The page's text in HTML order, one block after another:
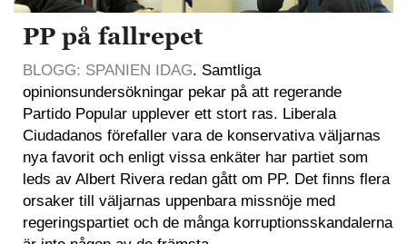
PP på fallrepet
BLOGG: SPANIEN IDAG. Samtliga
opinionsundersökningar pekar på att regerande
Partido Popular upplever ett stort ras. Liberala
Ciudadanos förefaller vara de konservativa väljarnas
nya favorit och enligt vissa enkäter har partiet som
leds av Albert Rivera redan gått om PP. Det finns flera
orsaker till väljarnas uppenbara missnöje med
regeringspartiet och de många korruptionsskandalerna